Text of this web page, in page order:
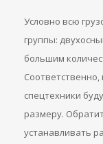
Условно всю
группы:
большим
спецтехники
размеру.
устанавливать